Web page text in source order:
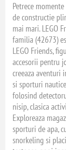
Petrece
de constructie
mai mari. LEGO
familia (42673)
LEGO Friends,
accesorii pentru
creeaza aventuri
si sporturi
folosind
nisip, clasica
Exploreaza
sporturi de apa,
snorkeling si